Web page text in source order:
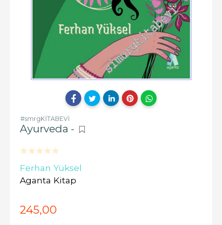
#smrgKİTABEVİ
Ayurveda -
Ferhan Yüksel
Aganta Kitap
245,00